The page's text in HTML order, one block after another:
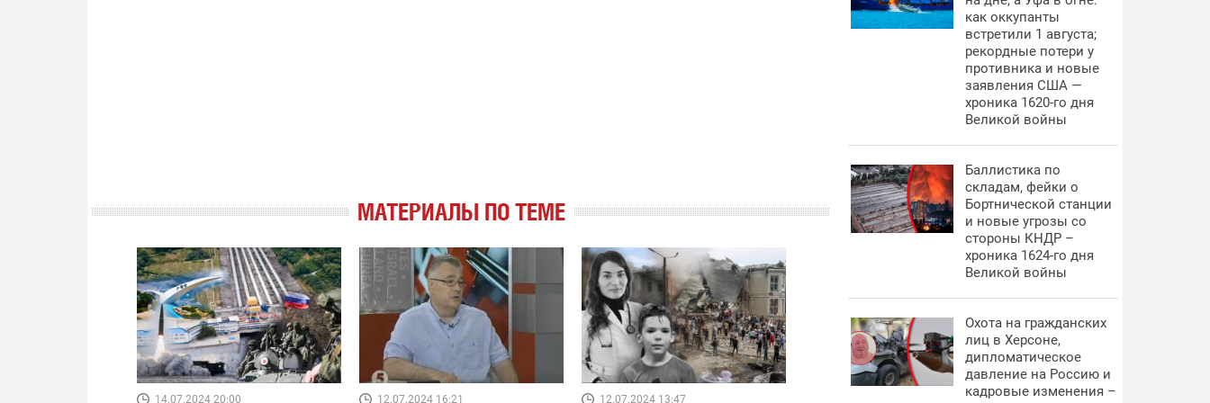
МАТЕРИАЛЫ ПО ТЕМЕ
14.07.2024 20:00 12.07.2024 16:21 12.07.2024 13:47
как оккупанты
встретили 1 августа;
рекордные потери у
противника и новые
заявления США —
хроника 1620-го дня
Великой войны
Баллистика по
складам, фейки о
Бортнической станции
и новые угрозы со
стороны КНДР –
хроника 1624-го дня
Великой войны
Охота на гражданских
лиц в Херсоне,
дипломатическое
давление на Россию и
кадровые изменения –